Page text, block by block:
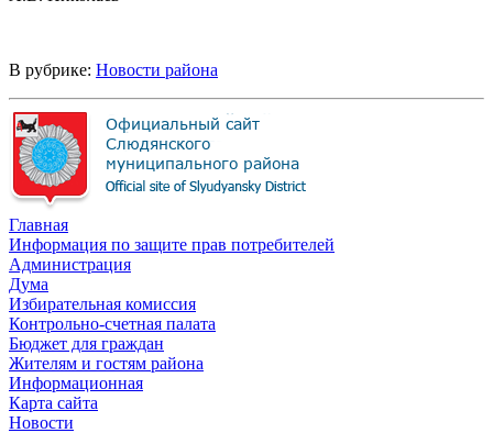
В рубрике: Новости района
Главная
Информация по защите прав потребителей
Администрация
Дума
Избирательная комиссия
Контрольно-счетная палата
Бюджет для граждан
Жителям и гостям района
Информационная
Карта сайта
Новости